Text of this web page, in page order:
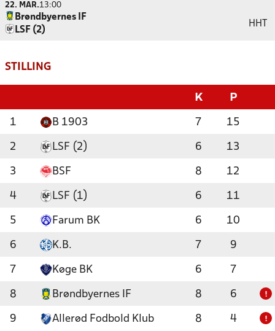
22. MAR.13:00
Brøndbyernes IF
LSF (2)
HHT
STILLING
K P
1 B 1903 7 15
2 LSF (2) 6 13
3 BSF 8 12
4 LSF (1) 6 11
5 Farum BK 6 10
6 K.B. 7 9
7 Køge BK 6 7
8 Brøndbyernes IF 8 6 !
9 Allerød Fodbold Klub 8 4 !